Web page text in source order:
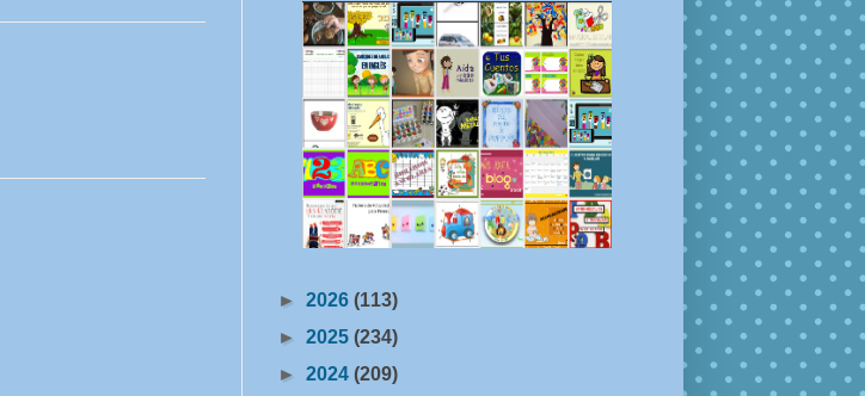
► 2026 (113)
► 2025 (234)
► 2024 (209)